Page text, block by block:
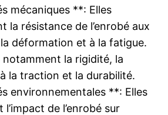
mécaniques **: Elles
la résistance de l’enrobé aux
déformation et à la fatigue.
notamment la rigidité, la
la traction et la durabilité.
environnementales **: Elles
de l’enrobé sur